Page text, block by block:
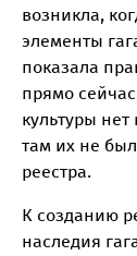
возникла,
элементы
показала
прямо
культуры
там их не
реестра.
К созданию
наследия